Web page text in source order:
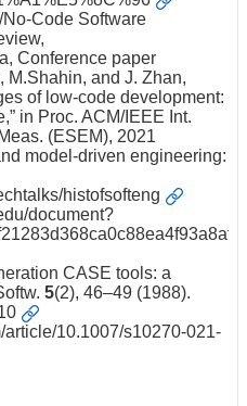
Code Software
Conference paper
M.Shahin, and J. Zhan,
of low-code development:
in Proc. ACM/IEEE Int.
(ESEM), 2021
model-driven engineering:
histofsofteng
document?
CASE tools: a
5(2), 46–49 (1988).
article/10.1007/s10270-021-